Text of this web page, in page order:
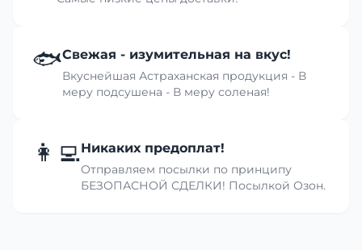
🐟Свежая - изумительная на вкус!
Вкуснейшая Астраханская продукция - В
меру подсушена - В меру соленая!
👩‍💻Никаких предоплат!
Отправляем посылки по принципу
БЕЗОПАСНОЙ СДЕЛКИ! Посылкой Озон.